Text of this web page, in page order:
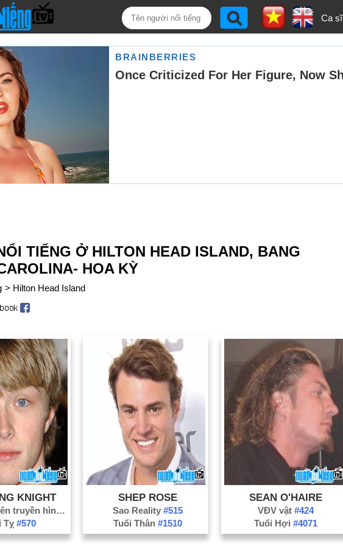
Ca sĩ
TIẾNG Ở HILTON HEAD ISLAND, BANG
HOA KỲ
> Hilton Head Island
KNIGHT
Nam diễn viên truyền hình#137
Tỵ#570
SHEP ROSE
Sao Reality #515
Tuổi Thân #1510
SEAN O'HAIRE
VĐV vật #424
Tuổi Hợi #4071